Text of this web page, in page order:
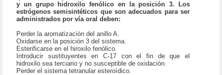
y un grupo hidroxilo fenólico en la posición 3. Los
estrógenos semisintéticos que son adecuados para ser
administrados por vía oral deben:
Perder la aromatización del anillo A.
Oxidarse en la posición 3 del sistema.
Esterificarse en el hiroxilo fenólico.
Introducir sustituyentes en C-17 con el fin de que el
hidroxilo sea terciario y no susceptible de oxidación.
Perder el sistema tetranular esteroídico.